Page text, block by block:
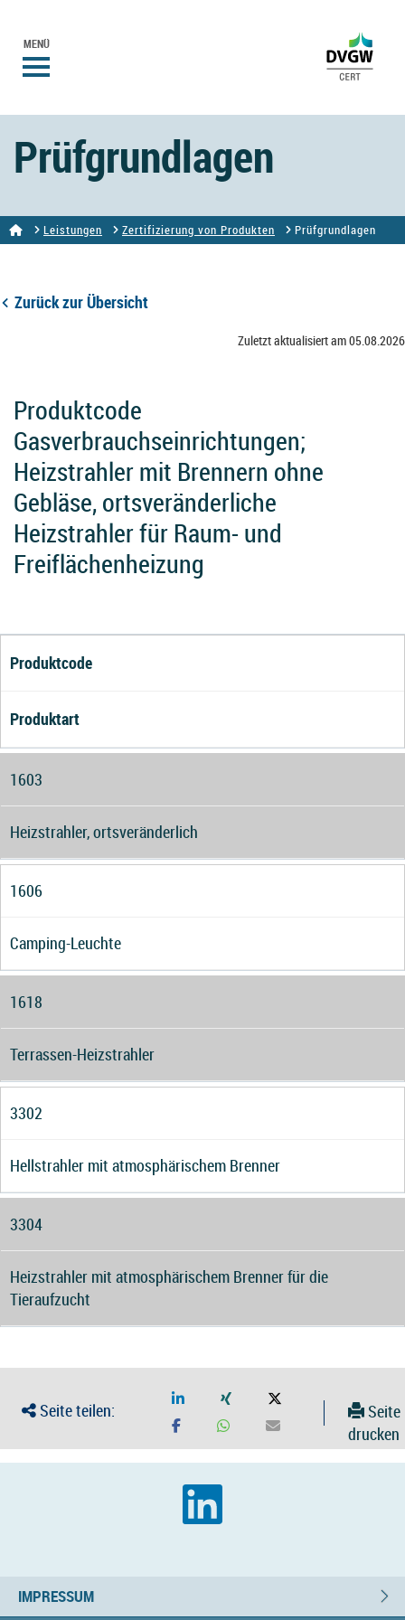
MENÜ
Prüfgrundlagen
Leistungen Zertifizierung von Produkten Prüfgrundlagen
Zurück zur Übersicht
Zuletzt aktualisiert am 05.08.2026
Produktcode
Gasverbrauchseinrichtungen;
Heizstrahler mit Brennern ohne
Gebläse, ortsveränderliche
Heizstrahler für Raum- und
Freiflächenheizung
Produktcode
Produktart
1603
Heizstrahler, ortsveränderlich
1606
Camping-Leuchte
1618
Terrassen-Heizstrahler
3302
Hellstrahler mit atmosphärischem Brenner
3304
Heizstrahler mit atmosphärischem Brenner für die
Tieraufzucht
Seite teilen:
Seite
drucken
IMPRESSUM